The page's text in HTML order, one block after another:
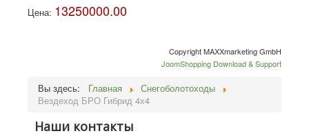
Цена: 13250000.00
Copyright MAXXmarketing GmbH
JoomShopping Download & Support
Вы здесь: Главная
Снегоболотоходы
Вездеход БРО Гибрид 4х4
Наши контакты